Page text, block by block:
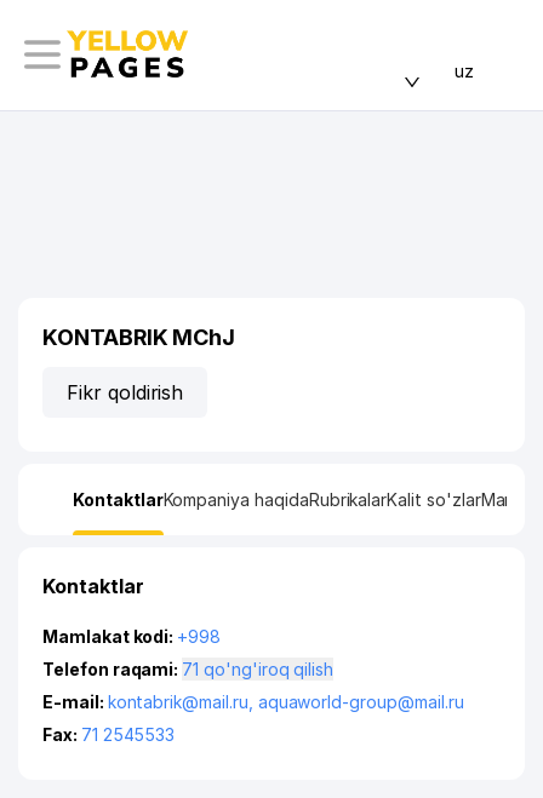
uz
KONTABRIK MChJ
Fikr qoldirish
KontaktlarKompaniya haqidaRubrikalarKalit so'zlarManzil
Kontaktlar
Mamlakat kodi: +998
Telefon raqami:
71 qo'ng'iroq qilish
E-mail: kontabrik@mail.ru aquaworld-group@mail.ru
Fax: 71 2545533